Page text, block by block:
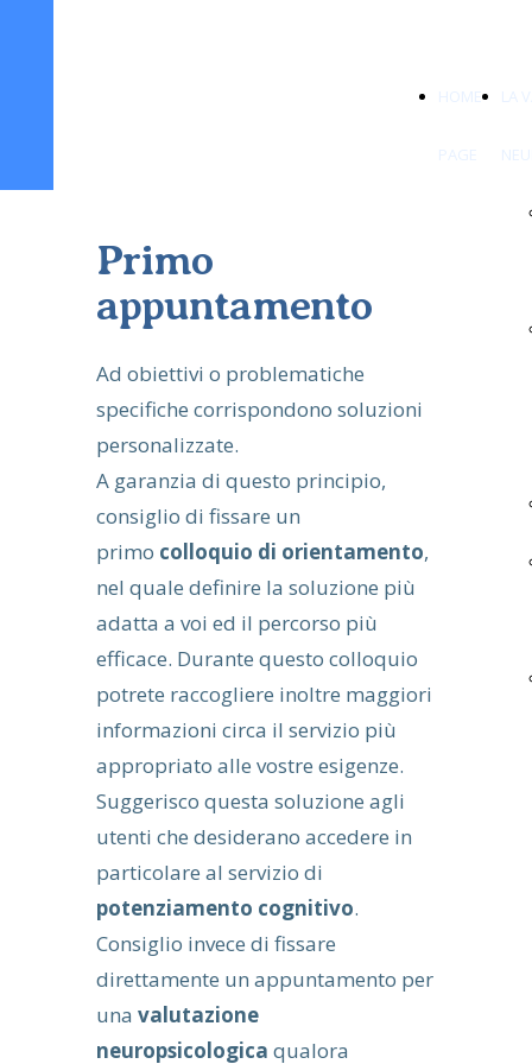
HOME
PAGE
LA
Primo
appuntamento
Ad obiettivi o problematiche
specifiche corrispondono soluzioni
personalizzate.
A garanzia di questo principio,
consiglio di fissare un
primo colloquio di orientamento,
nel quale definire la soluzione più
adatta a voi ed il percorso più
efficace. Durante questo colloquio
potrete raccogliere inoltre maggiori
informazioni circa il servizio più
appropriato alle vostre esigenze.
Suggerisco questa soluzione agli
utenti che desiderano accedere in
particolare al servizio di
potenziamento cognitivo.
Consiglio invece di fissare
direttamente un appuntamento per
una valutazione
neuropsicologica qualora